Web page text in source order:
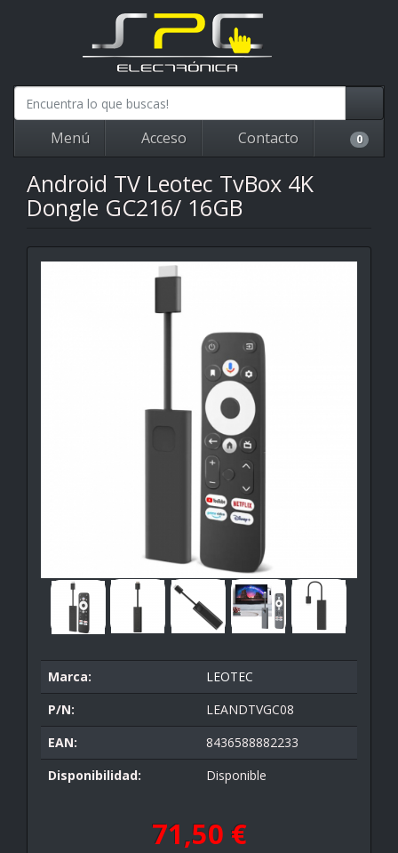
Menú Acceso Contacto 0
Android TV Leotec TvBox 4K
Dongle GC216/ 16GB
Marca:
LEOTEC
P/N:
LEANDTVGC08
EAN:
8436588882233
Disponibilidad:
Disponible
71,50 €